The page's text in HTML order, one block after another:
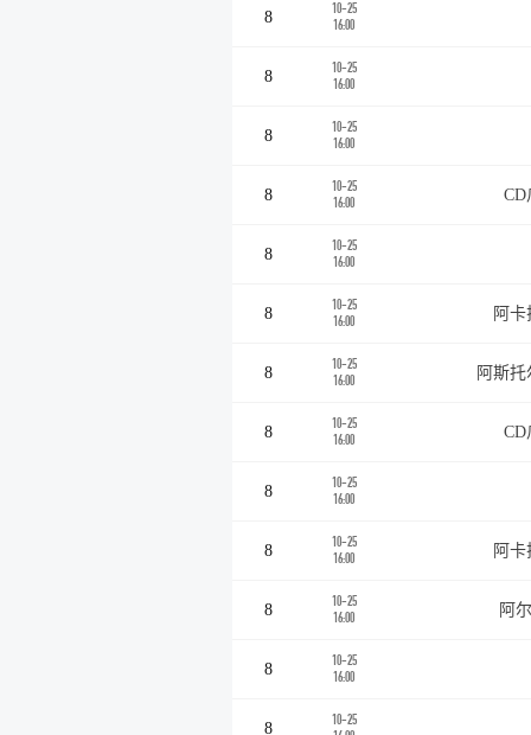
8
10-25
16:00
8
10-25
16:00
8
10-25
16:00
8
10-25
16:00
CD
8
10-25
16:00
8
10-25
16:00
阿
8
10-25
16:00
阿斯
8
10-25
16:00
CD
8
10-25
16:00
8
10-25
16:00
阿
8
10-25
16:00
阿
8
10-25
16:00
8
10-25